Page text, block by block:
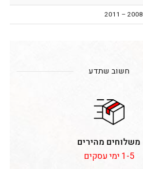
2008 – 2011
חשוב שתדע
משלוחים מהירים
1-5 ימי עסקים